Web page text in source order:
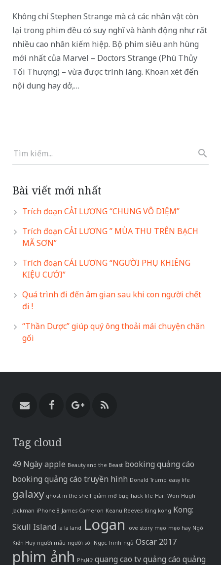
Không chỉ Stephen Strange mà cả các nhân vật còn
lại trong phim đều có suy nghĩ và hành động như rất
nhiều cao nhân kiếm hiệp. Bộ phim siêu anh hùng
mới nhất của Marvel – Doctors Strange (Phù Thủy
Tối Thượng) – vừa được trình làng. Khoan xét đến
nội dung hay dở,…
Bài viết mới nhất
Trích đoạn CẢI LƯƠNG “CHUNG VÔ DIỆM”
Trích đoạn CẢI LƯƠNG ” MÙA THU TRÊN BẠCH
MÃ SƠN”
Trích đoạn CẢI LƯƠNG “NGƯỜI PHỤ KHIÊNG
KIỆU CƯỚI”
Quá trình đi đến âm gian sau khi con người chết
đi !
“Thần Dược” giúp quý ông thoải mái chuyện chăn
gối
Tag cloud
49 Ngàyapple Beauty and the Beast booking quảng cáo
booking quảng cáo truyền hình Donald Trump easy life
galaxy ghost in the shell giảm mỡ bụng hack life Hari Won Hugh
Jackman iPhone 8 James Cameron Keanu Reeves King kong Kong:
Skull Island la la land Logan love story mẹo mẹo hay Ngô
Kiến Huy người mẫu người sói Ngọc Trinh ngủ Oscar 2017
phim ảnh Phụ Nữ quang cao tvquảng cáo quảng